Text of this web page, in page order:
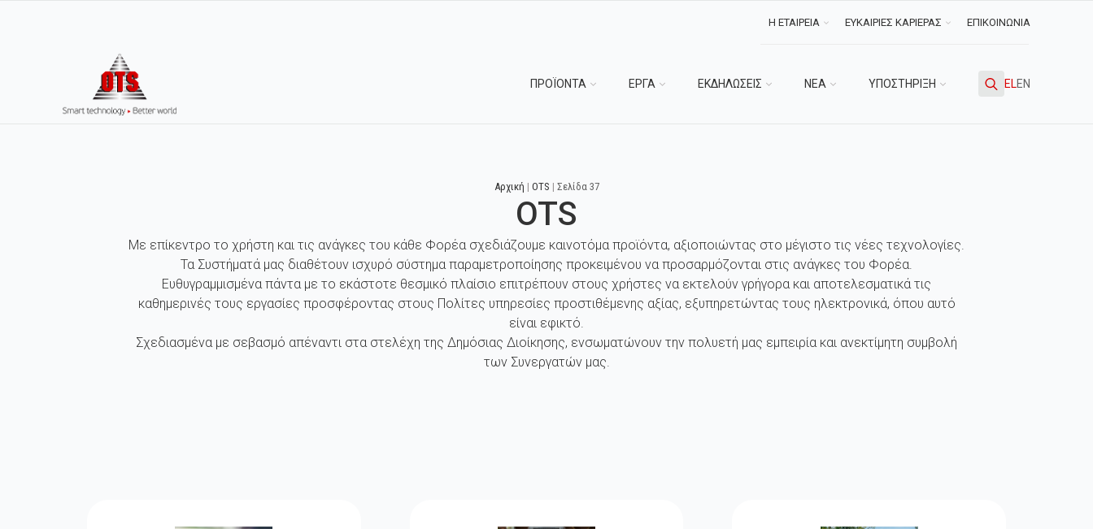
Η ΕΤΑΙΡΕΙΑ ΕΥΚΑΙΡΙΕΣ ΚΑΡΙΕΡΑΣ ΕΠΙΚΟΙΝΩΝΙΑ
ΠΡΟΪΟΝΤΑ ΕΡΓΑ ΕΚΔΗΛΩΣΕΙΣ ΝΕΑ ΥΠΟΣΤΗΡΙΞΗ ELEN
Αρχική | OTS | Σελίδα 37
OTS
Με επίκεντρο το χρήστη και τις ανάγκες του κάθε Φορέα σχεδιάζουμε καινοτόμα προϊόντα, αξιοποιώντας στο μέγιστο τις νέες τεχνολογίες.
Τα Συστήματά μας διαθέτουν ισχυρό σύστημα παραμετροποίησης προκειμένου να προσαρμόζονται στις ανάγκες του Φορέα.
Ευθυγραμμισμένα πάντα με το εκάστοτε θεσμικό πλαίσιο επιτρέπουν στους χρήστες να εκτελούν γρήγορα και αποτελεσματικά τις
καθημερινές τους εργασίες προσφέροντας στους Πολίτες υπηρεσίες προστιθέμενης αξίας, εξυπηρετώντας τους ηλεκτρονικά, όπου αυτό
είναι εφικτό.
Σχεδιασμένα με σεβασμό απέναντι στα στελέχη της Δημόσιας Διοίκησης, ενσωματώνουν την πολυετή μας εμπειρία και ανεκτίμητη συμβολή
των Συνεργατών μας.